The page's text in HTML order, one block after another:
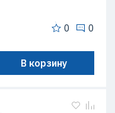
0 0
В корзину